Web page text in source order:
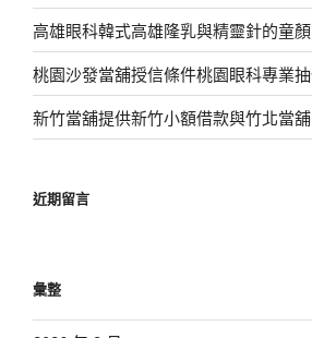
高雄眼科韓式高雄隆乳與精靈針的童
桃園沙發當舖授信條件桃園眼科專業
新竹當舖提供新竹小額借款與竹北當
近期留言
彙整